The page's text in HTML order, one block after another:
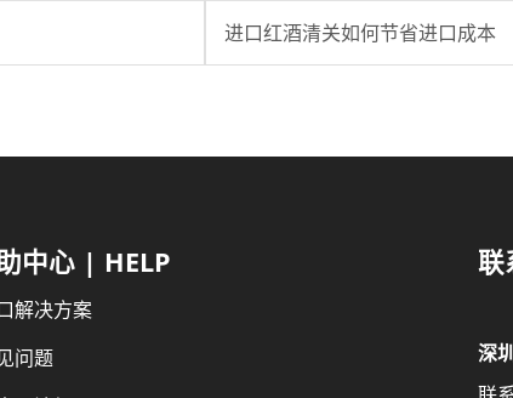
进口红酒清关如何节省进口成本
中心 | HELP
解决方案
问题
联
深